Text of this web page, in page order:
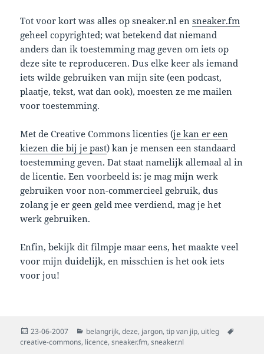
Tot voor kort was alles op sneaker.nl ensneaker.fm
geheel copyrighted; wat betekend dat niemand
anders dan ik toestemming mag geven om iets op
deze site te reproduceren. Dus elke keer als iemand
iets wilde gebruiken van mijn site (een podcast,
plaatje, tekst, wat dan ook), moesten ze me mailen
voor toestemming.
Met de Creative Commons licenties (je kan er een
kiezen die bij je past) kan je mensen een standaard
toestemming geven. Dat staat namelijk allemaal al in
de licentie. Een voorbeeld is: je mag mijn werk
gebruiken voor non-commercieel gebruik, dus
zolang je er geen geld mee verdiend, mag je het
werk gebruiken.
Enfin, bekijk dit filmpje maar eens, het maakte veel
voor mijn duidelijk, en misschien is het ook iets
voor jou!
Posted
on
23-06-2007 Categories
belangrijk,deze, jargon,tip van jip, uitleg
creative-commons, licence,sneaker.fm,sneaker.nl